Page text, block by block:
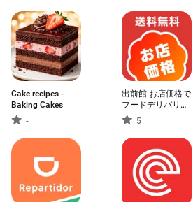
Cake recipes -
Baking Cakes
-
出前館 お店価格で
フードデリバリ
ー、宅配、配達を
アプリで！
5